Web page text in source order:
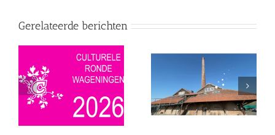
Gerelateerde berichten